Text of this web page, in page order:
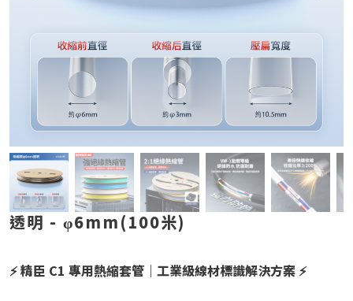
透明 - φ6mm(100米)
⚡ 精臣 C1 專用熱縮套管｜工業級線材標識解決方案 ⚡